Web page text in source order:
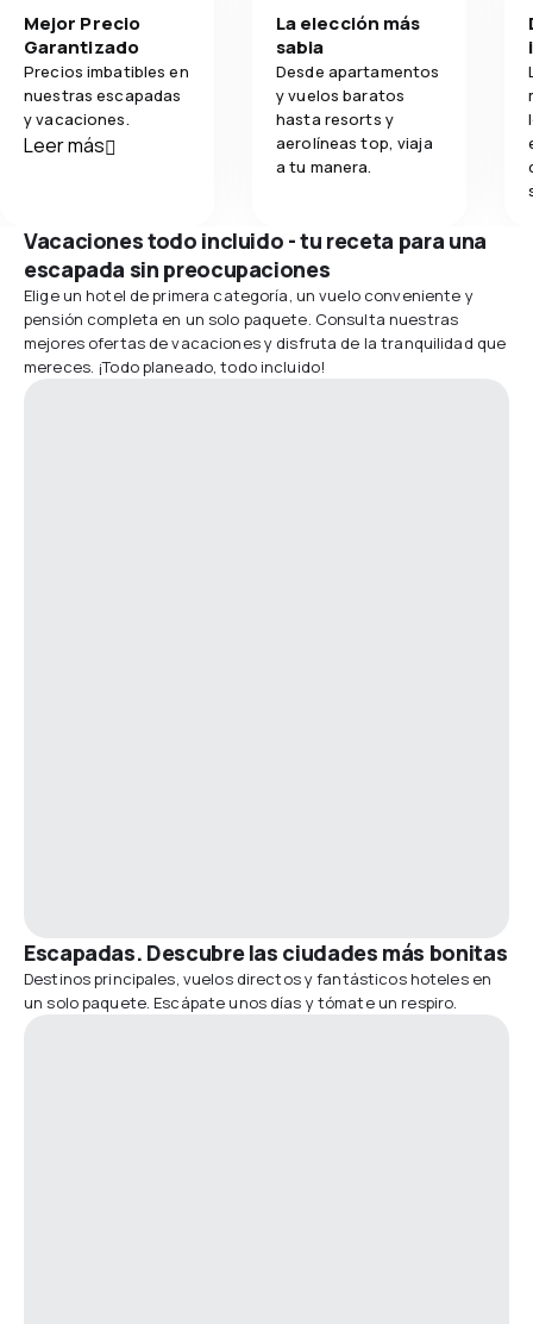
Mejor Precio
Garantizado
Precios imbatibles en
nuestras escapadas
y vacaciones.
Leer más
La elección más
sabia
Desde apartamentos
y vuelos baratos
hasta resorts y
aerolíneas top, viaja
a tu manera.
Vacaciones todo incluido - tu receta para una
escapada sin preocupaciones
Elige un hotel de primera categoría, un vuelo conveniente y
pensión completa en un solo paquete. Consulta nuestras
mejores ofertas de vacaciones y disfruta de la tranquilidad que
mereces. ¡Todo planeado, todo incluido!
Escapadas. Descubre las ciudades más bonitas
Destinos principales, vuelos directos y fantásticos hoteles en
un solo paquete. Escápate unos días y tómate un respiro.